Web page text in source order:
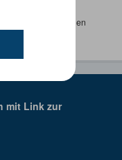
sich bitte an einen